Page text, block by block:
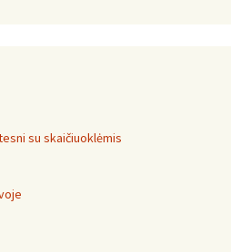
su skaičiuoklėmis